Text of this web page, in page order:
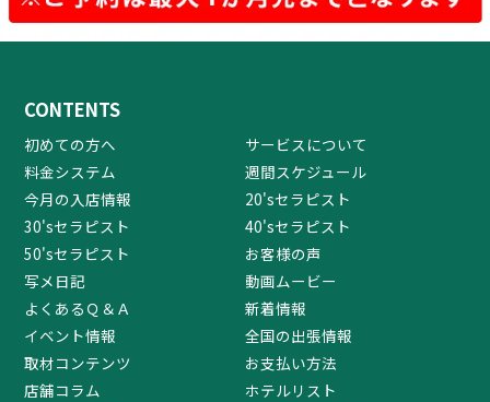
CONTENTS
初めての方へ
サービスについて
料金システム
週間スケジュール
今月の入店情報
20'sセラピスト
30'sセラピスト
40'sセラピスト
50'sセラピスト
お客様の声
写メ日記
動画ムービー
よくあるＱ＆Ａ
新着情報
イベント情報
全国の出張情報
取材コンテンツ
お支払い方法
店舗コラム
ホテルリスト